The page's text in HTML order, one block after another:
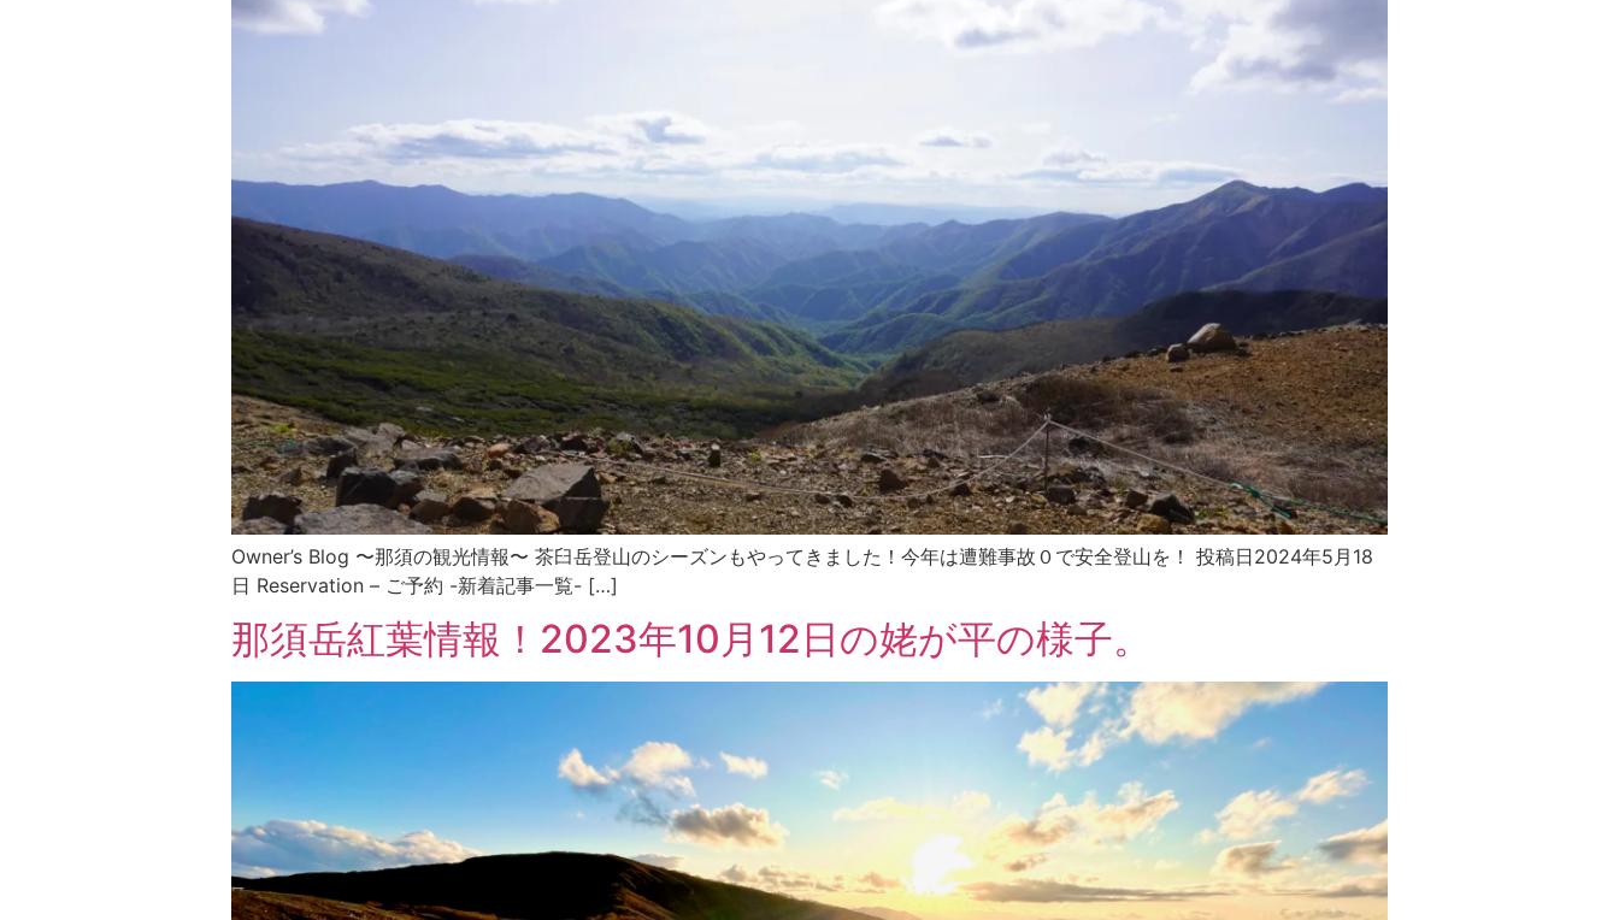
Owner’s Blog 〜那須の観光情報〜 茶臼岳登山のシーズンもやってきました！今年は遭難事故０で安全登山を！ 投稿日2024年5月18
日 Reservation – ご予約 -新着記事一覧- […]
那須岳紅葉情報！2023年10月12日の姥が平の様子。